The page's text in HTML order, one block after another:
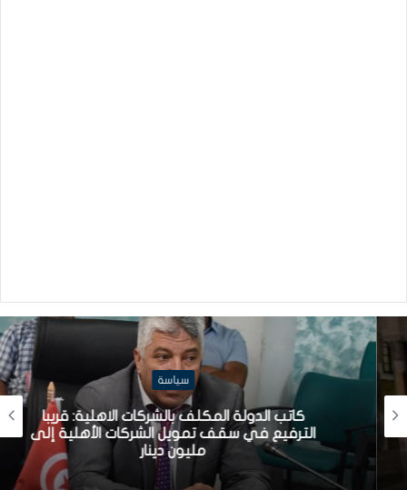
سياسة
كاتب الدولة المكلف بالشركات الاهلية: قريبا
الترفيع في سقف تمويل الشركات الأهلية إلى
مليون دينار